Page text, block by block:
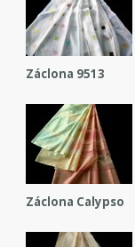
Záclona 9513
Záclona Calypso